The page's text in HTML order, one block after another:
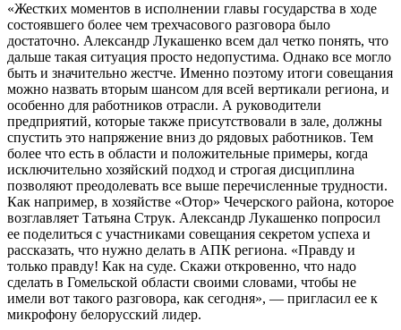
«Жестких моментов в исполнении главы государства в ходе
состоявшего более чем трехчасового разговора было
достаточно. Александр Лукашенко всем дал четко понять, что
дальше такая ситуация просто недопустима. Однако все могло
быть и значительно жестче. Именно поэтому итоги совещания
можно назвать вторым шансом для всей вертикали региона, и
особенно для работников отрасли. А руководители
предприятий, которые также присутствовали в зале, должны
спустить это напряжение вниз до рядовых работников. Тем
более что есть в области и положительные примеры, когда
исключительно хозяйский подход и строгая дисциплина
позволяют преодолевать все выше перечисленные трудности.
Как например, в хозяйстве «Отор» Чечерского района, которое
возглавляет Татьяна Струк. Александр Лукашенко попросил
ее поделиться с участниками совещания секретом успеха и
рассказать, что нужно делать в АПК региона. «Правду и
только правду! Как на суде. Скажи откровенно, что надо
сделать в Гомельской области своими словами, чтобы не
имели вот такого разговора, как сегодня», — пригласил ее к
микрофону белорусский лидер.